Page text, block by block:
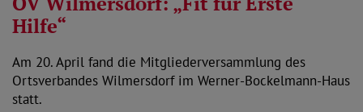
Hilfe“
Am 20. April fand die Mitgliederversammlung des
Ortsverbandes Wilmersdorf im Werner-Bockelmann-Haus
statt.